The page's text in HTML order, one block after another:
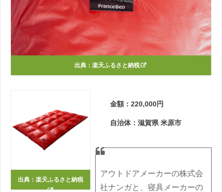
出典： 楽天ふるさと納税
出典：楽天ふるさと納税
金額：220,000円
自治体：滋賀県 米原市
アウトドアメーカーの株式会
社ナンガと、寝具メーカーの